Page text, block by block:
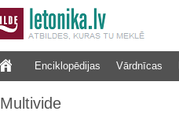
Enciklopēdijas Vārdnīcas
Multivide